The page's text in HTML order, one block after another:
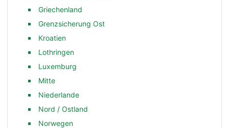
Griechenland
Grenzsicherung Ost
Kroatien
Lothringen
Luxemburg
Mitte
Niederlande
Nord / Ostland
Norwegen